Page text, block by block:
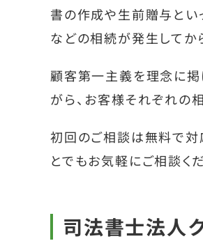
書の作成や生前贈与と
などの相続が発生してか
顧客第一主義を理念に掲
がら、お客様それぞれの
初回のご相談は無料で対
とでもお気軽にご相談くだ
司法書士法人